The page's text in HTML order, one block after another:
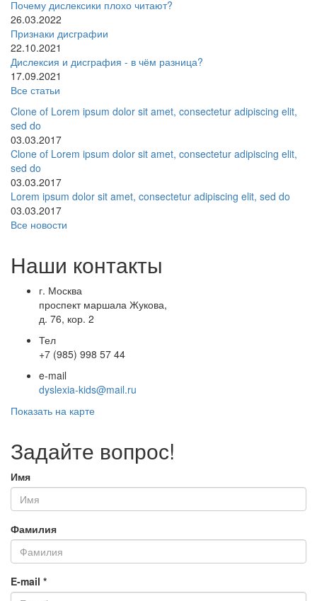
Почему дислексики плохо читают?
26.03.2022
Признаки дисграфии
22.10.2021
Дислексия и дисграфия - в чём разница?
17.09.2021
Все статьи
Clone of Lorem ipsum dolor sit amet, consectetur adipiscing elit,
sed do
03.03.2017
Clone of Lorem ipsum dolor sit amet, consectetur adipiscing elit,
sed do
03.03.2017
Lorem ipsum dolor sit amet, consectetur adipiscing elit, sed do
03.03.2017
Все новости
Наши контакты
г. Москва
проспект маршала Жукова,
д. 76, кор. 2
Тел
+7 (985) 998 57 44
e-mail
dyslexia-kids@mail.ru
Показать на карте
Задайте вопрос!
Имя
Фамилия
E-mail *